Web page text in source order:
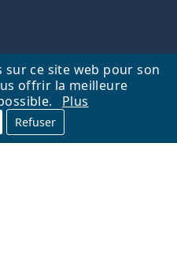
sur ce site web pour son
offrir la meilleure
Plus
Refuser
Haut
Nederlands